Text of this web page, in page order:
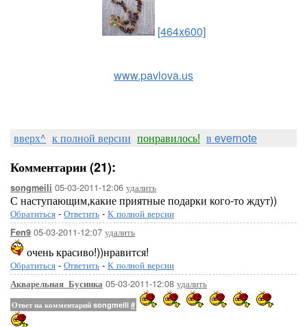
[464x600]
www.pavlova.us
вверх^ к полной версии понравилось! в evernote
Комментарии (21):
songmeili 05-03-2011-12:06 удалить
С наступающим,какие приятные подарки кого-то ждут))
Обратиться - Ответить - К полной версии
Fen9 05-03-2011-12:07 удалить
очень красиво!))нравится!
Обратиться - Ответить - К полной версии
Акварельная_Бусинка 05-03-2011-12:08 удалить
Ответ на комментарий songmeili #